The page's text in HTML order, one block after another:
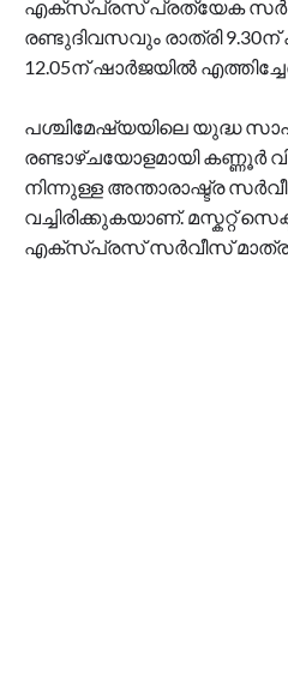
എക്സ്പ്രസ് പ്രത്യേക
രണ്ടുദിവസവും രാത്രി 9.30ന്
12.05ന് ഷാർജയിൽ
പശ്ചിമേഷ്യയിലെ യുദ്ധ
രണ്ടാഴ്ചയോളമായി കണ്ണൂർ
നിന്നുള്ള അന്താരാഷ്ട്ര
വച്ചിരിക്കുകയാണ്. മസ്ക‌റ്റ്
എക്സ്പ്രസ് സർവീസ്